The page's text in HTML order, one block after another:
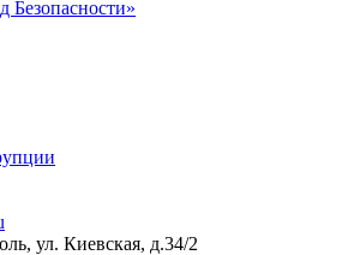
ул. Киевская, д.34/2